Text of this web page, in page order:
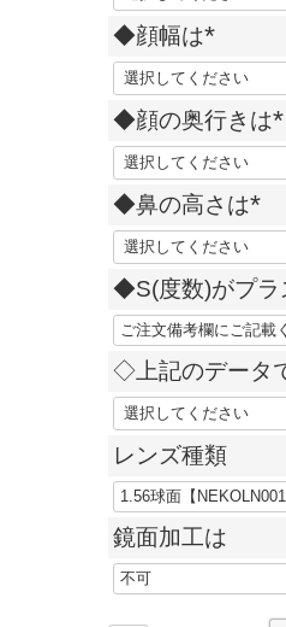
◆顔幅は
(
必
須
)
◆顔の奥行きは
(
)
◆鼻の高さは
(
必
須
)
◆S(度数)がプラ
◇上記のデータ
レンズ種類
鏡面加工は